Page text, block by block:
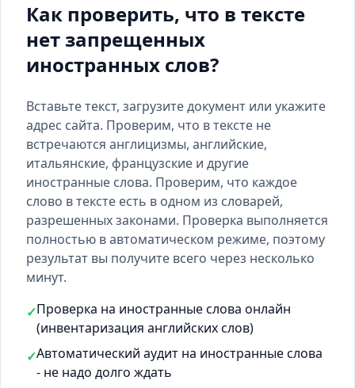
Как проверить, что в тексте
нет запрещенных
иностранных слов?
Вставьте текст, загрузите документ или укажите
адрес сайта. Проверим, что в тексте не
встречаются англицизмы, английские,
итальянские, французские и другие
иностранные слова. Проверим, что каждое
слово в тексте есть в одном из словарей,
разрешенных законами. Проверка выполняется
полностью в автоматическом режиме, поэтому
результат вы получите всего через несколько
минут.
✓Проверка на иностранные слова онлайн
(инвентаризация английских слов)
✓Автоматический аудит на иностранные слова
- не надо долго ждать